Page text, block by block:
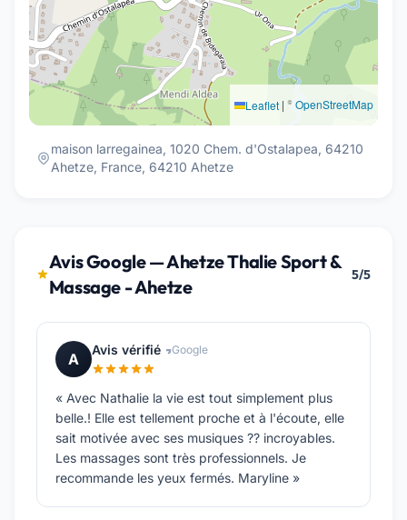
Leaflet | ©OpenStreetMap
maison larregainea, 1020 Chem. d'Ostalapea, 64210
Ahetze, France, 64210 Ahetze
Avis Google — Ahetze Thalie Sport &
Massage - Ahetze
5/5
A
Avis vérifié Google
« Avec Nathalie la vie est tout simplement plus
belle.! Elle est tellement proche et à l'écoute, elle
sait motivée avec ses musiques ?? incroyables.
Les massages sont très professionnels. Je
recommande les yeux fermés. Maryline »